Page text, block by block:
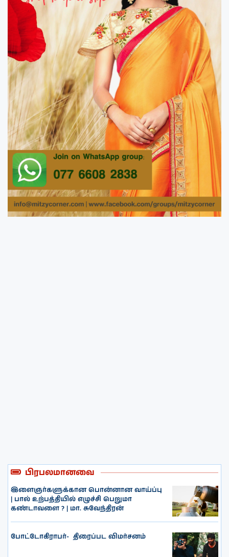
பிரபலமானவை
இளைஞர்களுக்கான பொன்னான வாய்ப்பு
| பால் உற்பத்தியில் எழுச்சி பெறுமா
கண்டாவளை ? | மா. சுவேந்திரன்
போட்டோகிராபர்- ‌ திரைப்பட விமர்சனம்